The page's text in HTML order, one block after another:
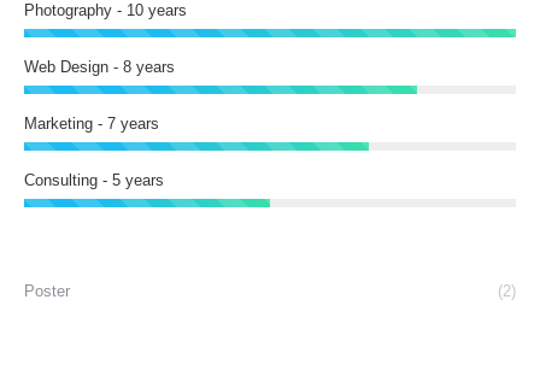
Photography - 10 years
Web Design - 8 years
Marketing - 7 years
Consulting - 5 years
Poster (2)